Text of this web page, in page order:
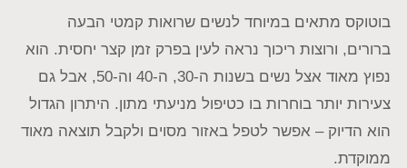
בוטוקס מתאים במיוחד לנשים שרואות קמטי הבעה
ברורים, ורוצות ריכוך נראה לעין בפרק זמן קצר יחסית. הוא
נפוץ מאוד אצל נשים בשנות ה-30, ה-40 וה-50, אבל גם
צעירות יותר בוחרות בו כטיפול מניעתי מתון. היתרון הגדול
הוא הדיוק – אפשר לטפל באזור מסוים ולקבל תוצאה מאוד
ממוקדת.